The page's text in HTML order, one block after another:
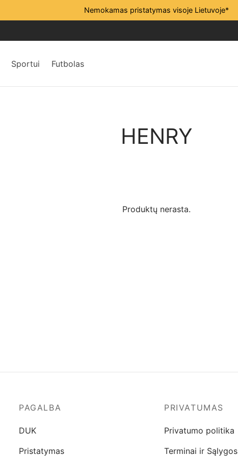
Nemokamas pristatymas visoje Lietuvoje*
Sportui Futbolas
HENRY
Produktų nerasta.
PAGALBA
DUK
Pristatymas
PRIVATUMAS
Privatumo politika
Terminai ir Sąlygos